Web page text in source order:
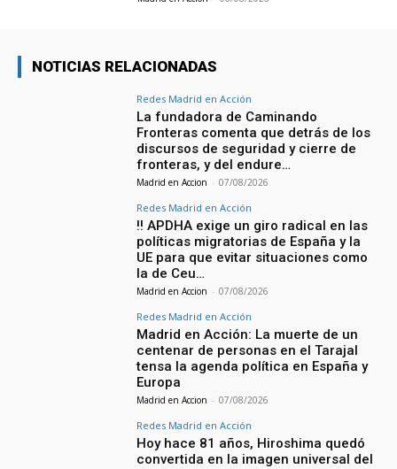
NOTICIAS RELACIONADAS
Redes Madrid en Acción
La fundadora de Caminando
Fronteras comenta que detrás de los
discursos de seguridad y cierre de
fronteras, y del endure…
Madrid en Accion - 07/08/2026
Redes Madrid en Acción
‼️ APDHA exige un giro radical en las
políticas migratorias de España y la
UE para que evitar situaciones como
la de Ceu…
Madrid en Accion - 07/08/2026
Redes Madrid en Acción
Madrid en Acción: La muerte de un
centenar de personas en el Tarajal
tensa la agenda política en España y
Europa
Madrid en Accion - 07/08/2026
Redes Madrid en Acción
Hoy hace 81 años, Hiroshima quedó
convertida en la imagen universal del